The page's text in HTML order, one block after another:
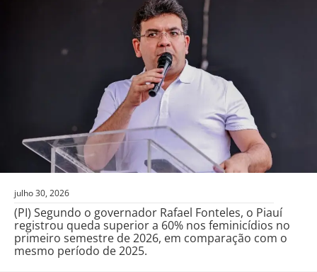
julho 30, 2026
(PI) Segundo o governador Rafael Fonteles, o Piauí
registrou queda superior a 60% nos feminicídios no
primeiro semestre de 2026, em comparação com o
mesmo período de 2025.